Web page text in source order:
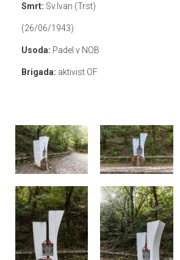
Smrt: Sv.Ivan (Trst)
(26/06/1943)
Usoda: Padel v NOB
Brigada: aktivist OF